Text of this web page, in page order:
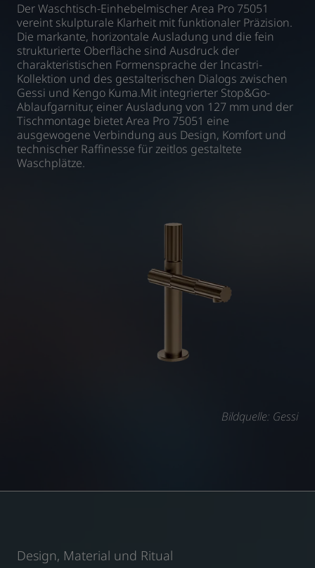
Der Waschtisch-Einhebelmischer Area Pro 75051
vereint skulpturale Klarheit mit funktionaler Präzision.
Die markante, horizontale Ausladung und die fein
strukturierte Oberfläche sind Ausdruck der
charakteristischen Formensprache der Incastri-
Kollektion und des gestalterischen Dialogs zwischen
Gessi und Kengo Kuma.Mit integrierter Stop&Go-
Ablaufgarnitur, einer Ausladung von 127 mm und der
Tischmontage bietet Area Pro 75051 eine
ausgewogene Verbindung aus Design, Komfort und
technischer Raffinesse für zeitlos gestaltete
Waschplätze.
Bildquelle: Gessi
Design, Material und Ritual